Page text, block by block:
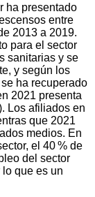
ha presentado
entre
2013 a 2019.
para el sector
sanitarias y se
y según los
ha recuperado
2021 presenta
Los afiliados en
que 2021
medios. En
el 40 % de
del sector
que es un